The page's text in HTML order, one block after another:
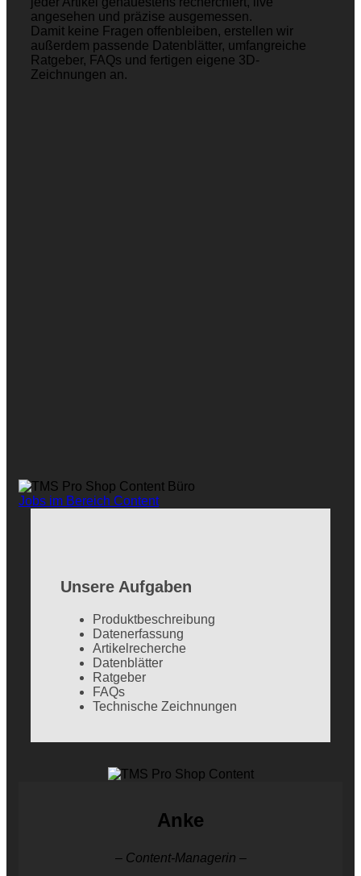
angesehen und präzise ausgemessen.
Damit keine Fragen offenbleiben, erstellen wir
außerdem passende Datenblätter, umfangreiche
Ratgeber, FAQs und fertigen eigene 3D-
Zeichnungen an.
Jobs im Bereich Content
Unsere Aufgaben
Produktbeschreibung
Datenerfassung
Artikelrecherche
Datenblätter
Ratgeber
FAQs
Technische Zeichnungen
Anke
– Content-Managerin –